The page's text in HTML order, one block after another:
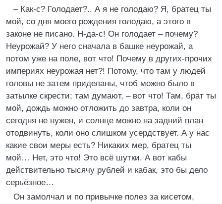
– Как-с? Голодает?.. А я не голодаю? Я, братец ты
мой, со дня моего рождения голодаю, а этого в
законе не писано. Н-да-с! Он голодает – почему?
Неурожай? У него сначала в башке неурожай, а
потом уже на поле, вот что! Почему в других-прочих
империях неурожая нет?! Потому, что там у людей
головы не затем приделаны, чтоб можно было в
затылке скрести; там думают, – вот что! Там, брат ты
мой, дождь можно отложить до завтра, коли он
сегодня не нужен, и солнце можно на задний план
отодвинуть, коли оно слишком усердствует. А у нас
какие свои меры есть? Никаких мер, братец ты
мой… Нет, это что! Это всё шутки. А вот кабы
действительно тысячу рублей и кабак, это бы дело
серьёзное…
Он замолчал и по привычке полез за кисетом,